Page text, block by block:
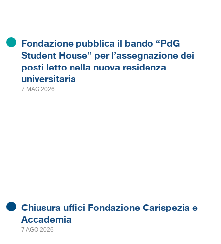
Fondazione pubblica il bando “PdG
Student House” per l’assegnazione dei
posti letto nella nuova residenza
universitaria
7 MAG 2026
Chiusura uffici Fondazione Carispezia e
Accademia
7 AGO 2026